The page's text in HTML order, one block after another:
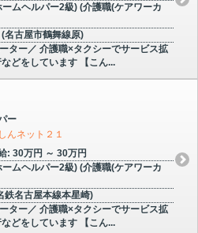
ムヘルパー2級) (介護職(ケアワーカ
名古屋市鶴舞線原)
ター／ 介護職×タクシーでサービス拡
どをしています 【こん...
ー
んネット２１
: 30万円 ～ 30万円
ムヘルパー2級) (介護職(ケアワーカ
鉄名古屋本線本星崎)
ター／ 介護職×タクシーでサービス拡
どをしています 【こん...